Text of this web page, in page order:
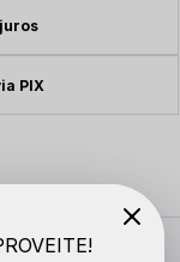
PIX